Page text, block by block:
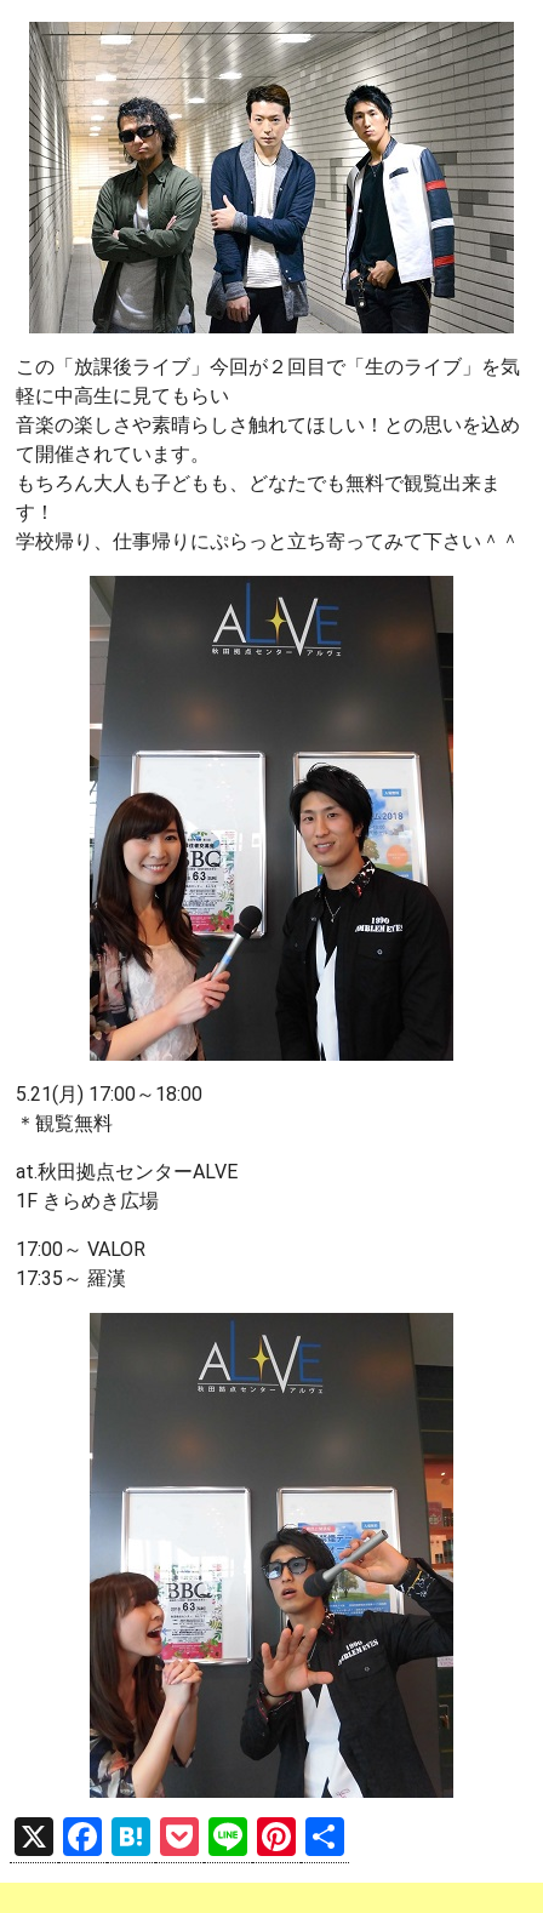
この「放課後ライブ」今回が２回目で「生のライブ」を気
軽に中高生に見てもらい
音楽の楽しさや素晴らしさ触れてほしい！との思いを込め
て開催されています。
もちろん大人も子どもも、どなたでも無料で観覧出来ま
す！
学校帰り、仕事帰りにぷらっと立ち寄ってみて下さい＾＾
‪5.21(月) 17:00～18:00‬
‪＊観覧無料‬
‪at.秋田拠点センターALVE ‬
‪1F きらめき広場‬
‪17:00～ VALOR‬
‪17:35～ 羅漢‬
X
F
a
H
at
P
o
Li
n
Pi
nt 有